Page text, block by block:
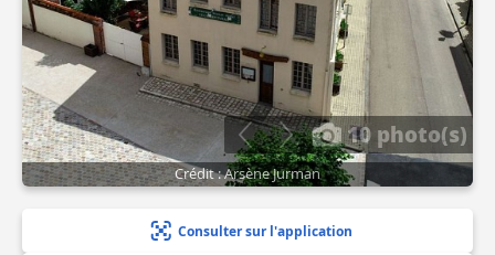
10 photo(s)
Crédit : Arsène Jurman
Consulter sur l'application